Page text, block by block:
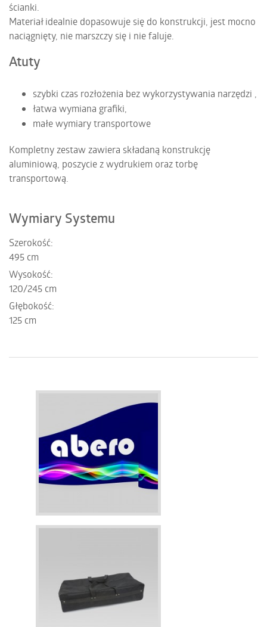
ścianki.
Materiał idealnie dopasowuje się do konstrukcji, jest mocno
naciągnięty, nie marszczy się i nie faluje.
Atuty
szybki czas rozłożenia bez wykorzystywania narzędzi ,
łatwa wymiana grafiki,
małe wymiary transportowe
Kompletny zestaw zawiera składaną konstrukcję
aluminiową, poszycie z wydrukiem oraz torbę
transportową.
Wymiary Systemu
Szerokość:
495 cm
Wysokość:
120/245 cm
Głębokość:
125 cm